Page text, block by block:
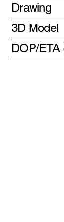
Drawing
3D Model
DOP/ETA